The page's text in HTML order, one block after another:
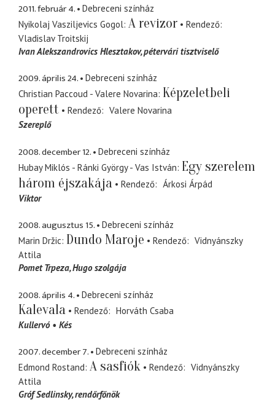
2011. február 4.
Debreceni színház
Nyikolaj Vasziljevics Gogol A revizor
Rendező
Vladislav Troitskij
Ivan Alekszandrovics Hlesztakov pétervári tisztviselő
2009. április 24.
Debreceni színház
Christian Paccoud - Valere Novarina Képzeletbeli
operett
Rendező
Valere Novarina
Szereplő
2008. december 12.
Debreceni színház
Hubay Miklós - Ránki György - Vas István Egy szerelem
három éjszakája
Rendező
Árkosi Árpád
Viktor
2008. augusztus 15.
Debreceni színház
Marin Držic Dundo Maroje Rendező
Vidnyánszky
Attila
Pomet Trpeza Hugo szolgája
2008. április 4. Debreceni színház
Kalevala Rendező
Horváth Csaba
Kullervó
Kés
2007. december 7.
Debreceni színház
Edmond Rostand A sasfiók Rendező
Vidnyánszky
Attila
Gróf Sedlinsky rendőrfőnök